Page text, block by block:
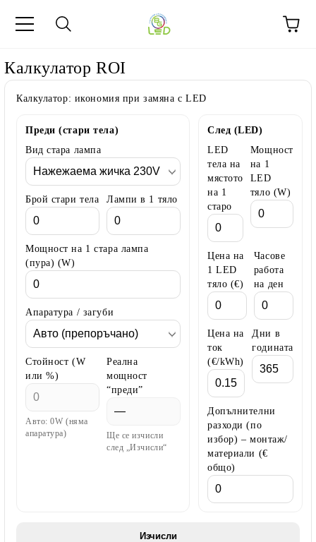
Калкулатор ROI
Калкулатор: икономия при замяна с LED
Преди (стари тела)
Вид стара лампа
Брой стари тела Лампи в 1 тяло
Мощност на 1 стара лампа
(пура) (W)
Апаратура / загуби
Стойност (W
или %)
Авто: 0W (няма
апаратура)
Реална
мощност
“преди”
Ще се изчисли
след „Изчисли“
След (LED)
LED
тела на
мястото
на 1
старо
Мощност
на 1
LED
тяло (W)
Цена на
1 LED
тяло (€)
Часове
работа
на ден
Цена на
ток
(€/kWh)
Дни в
годината
Допълнителни
разходи (по
избор) – монтаж/
материали (€
общо)
Изчисли